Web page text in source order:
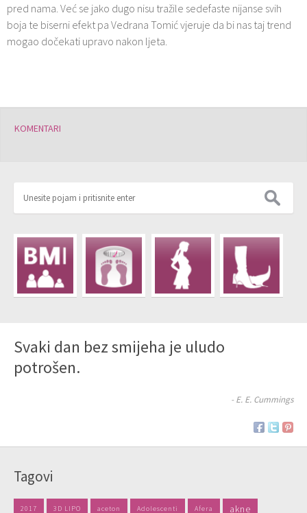
pred nama. Već se jako dugo nisu tražile sedefaste nijanse svih
boja te biserni efekt pa Vedrana Tomić vjeruje da bi nas taj trend
mogao dočekati upravo nakon ljeta.
KOMENTARI
Svaki dan bez smijeha je uludo
potrošen.
- E. E. Cummings
Tagovi
2017 3D LIPO aceton Adolescenti Afera akne